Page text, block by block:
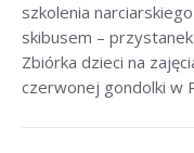
szkolenia
skibusem –
Zbiórka dzieci na
czerwonej gondolki w